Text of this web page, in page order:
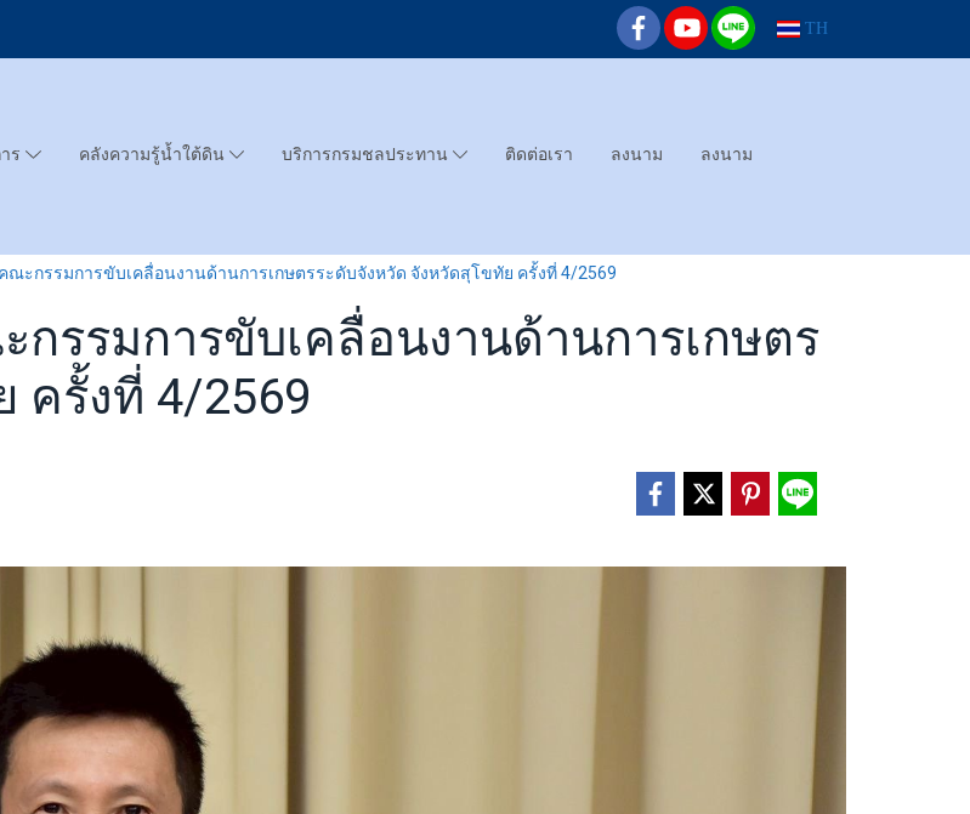
TH
าร คลังความรู้น้ำใต้ดิน บริการกรมชลประทาน ติดต่อเรา ลงนาม ลงนาม
ะกรรมการขับเคลื่อนงานด้านการเกษตรระดับจังหวัด จังหวัดสุโขทัย ครั้งที่ 4/2569
รรมการขับเคลื่อนงานด้านการเกษตร
ครั้งที่ 4/2569